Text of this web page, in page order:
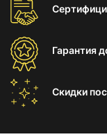
Гарантия
Скидки